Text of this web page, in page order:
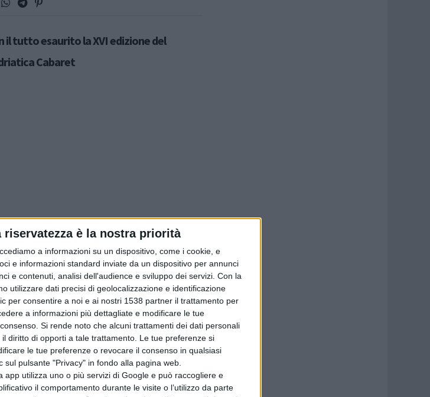
è la nostra priorità
a informazioni su un dispositivo, come i cookie, e
e informazioni standard inviate da un dispositivo per annunci
e contenuti, analisi dell'audience e sviluppo dei servizi. Con la
utilizzare dati precisi di geolocalizzazione e identificazione
per consentire a noi e ai nostri 1538 partner il trattamento per
a informazioni più dettagliate e modificare le tue
Si rende noto che alcuni trattamenti dei dati personali
diritto di opporti a tale trattamento. Le tue preferenze si
le tue preferenze o revocare il consenso in qualsiasi
pulsante "Privacy" in fondo alla pagina web.
utilizza uno o più servizi di Google e può raccogliere e
il comportamento durante le visite o l’utilizzo da parte
il tutto esaurito la XVI edizione del
Cabaret